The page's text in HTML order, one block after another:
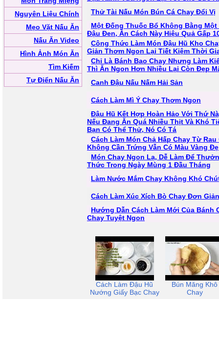
Nguyên Liệu Chính
Mẹo Vặt Nấu Ăn
Nấu Ăn Video
Hình Ảnh Món Ăn
Tìm Kiếm
Tự Điển Nấu Ăn
Thử Tài Nấu Món Bún Cá Chay Đổi Vị
Một Đống Thuốc Bổ Không Bằng Một
Đậu Đen, Ăn Cách Này Hiệu Quả Gấp
Công Thức Làm Món Đậu Hũ Kho
Giản Thơm Ngon Lại Tiết Kiệm Thời
Chỉ Là Bánh Bao Chay Nhưng Làm
Thì Ăn Ngon Hơn Nhiều Lại Còn Đẹp
Canh Đậu Nấu Nấm Hải Sản
Cách Làm Mì Ý Chay Thơm Ngon
Đậu Hũ Kết Hợp Hoàn Hảo Với Thứ
Nếu Đang Ăn Quá Nhiều Thịt Và Khó
Bạn Có Thể Thử, Nó Có Tá
Cách Làm Món Chả Hấp Chay Từ Rau
Không Cần Trứng Vẫn Có Màu Vàng
Món Chay Ngon Lạ, Dễ Làm Để
Thức Trong Ngày Mùng 1 Đầu Tháng
Làm Nước Mắm Chay Không Khó
Cách Làm Xúc Xích Bò Chay Đơn Giản
Hướng Dẫn Cách Làm Mới Của Bánh
Chay Tuyệt Ngon
Cách Làm Đậu Hũ
Nướng Giấy Bạc Chay
Bún Măng Khô
Chay